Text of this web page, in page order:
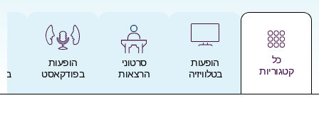
קטגוריות
הופעות
בטלוויזיה
סרטוני
הרצאות
הופעות
בפודקאסט